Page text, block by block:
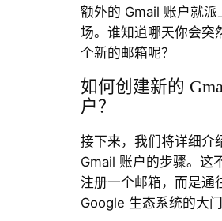
额外的 Gmail 账户就派
场。谁知道哪天你会突
个新的邮箱呢？
如何创建新的
户？
接下来，我们将详细介
Gmail 账户的步骤。这
注册一个邮箱，而是通
Google 生态系统的大门